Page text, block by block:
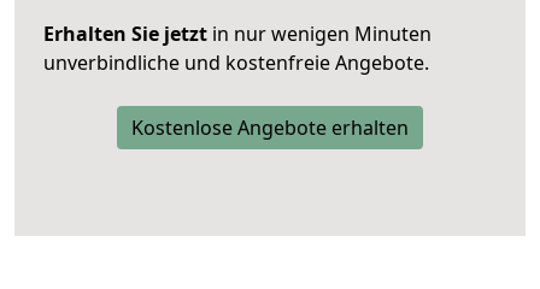
Erhalten Sie jetzt in nur wenigen Minuten
unverbindliche und kostenfreie Angebote.
Kostenlose Angebote erhalten